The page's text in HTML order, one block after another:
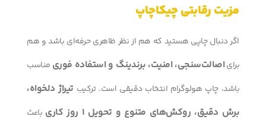
مزیت رقابتی چیکاچاپ
اگر دنبال چاپی هستید که هم از نظر ظاهری حرفه‌ای باشد و هم
برایاصالت‌سنجی، امنیت، برندینگ و استفاده فوری مناسب
باشد، چاپ هولوگرام انتخاب دقیقی است. ترکیب تیراژ دلخواه،
برش دقیق، روکش‌های متنوع و تحویل 1 روز کاری
باعث